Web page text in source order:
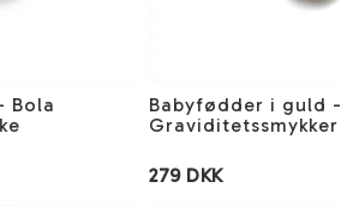
Bola
Babyfødder i guld
Graviditetssmykker
279 DKK